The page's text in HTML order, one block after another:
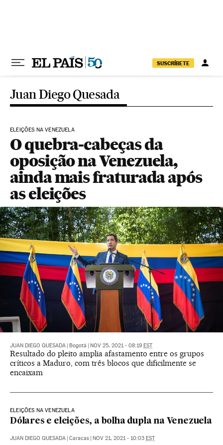
SUSCRÍBETE
Juan Diego Quesada
ELEIÇÕES NA VENEZUELA
O quebra-cabeças da
oposição na Venezuela,
ainda mais fraturada após
as eleições
JUAN DIEGO QUESADA Bogotá NOV 25, 2021 - 08:19 EST
Resultado do pleito amplia afastamento entre os grupos
críticos a Maduro, com três blocos que dificilmente se
encaixam
ELEIÇÕES NA VENEZUELA
Dólares e eleições, a bolha dupla na Venezuela
JUAN DIEGO QUESADA Caracas NOV 21, 2021 - 10:03 EST